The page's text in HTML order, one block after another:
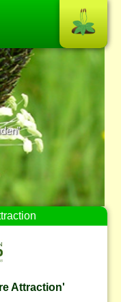
Attraction'